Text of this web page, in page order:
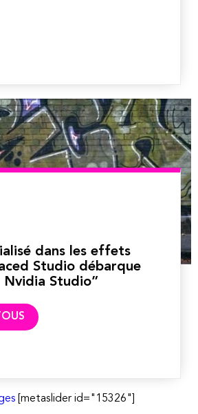
dans les effets
Studio débarque
Nvidia Studio”
[metaslider id="15326"]